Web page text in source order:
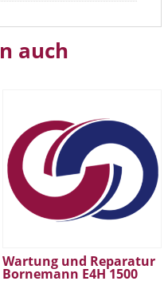
auch
Wartung und Reparatur
Bornemann E4H 1500